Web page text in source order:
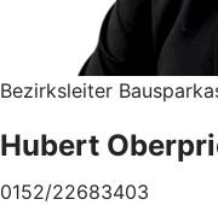
Bezirksleiter
Hubert
0152/22683403